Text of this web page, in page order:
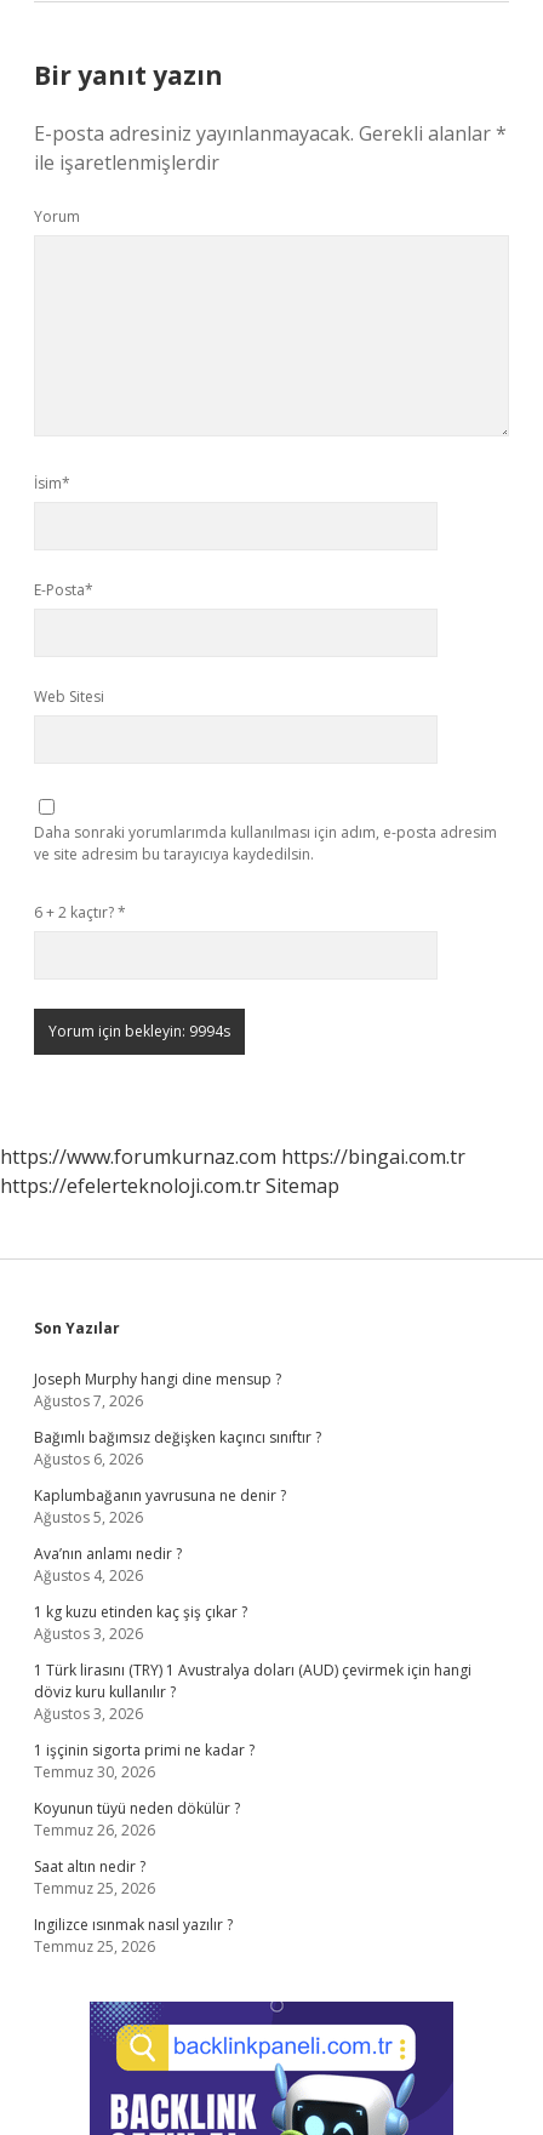
Bir yanıt yazın
E-posta adresiniz yayınlanmayacak. Gerekli alanlar*
ile işaretlenmişlerdir
Yorum
İsim*
E-Posta*
Web Sitesi
Daha sonraki yorumlarımda kullanılması için adım, e-posta adresim
ve site adresim bu tarayıcıya kaydedilsin.
6 + 2 kaçtır?*
https://www.forumkurnaz.com https://bingai.com.tr
https://efelerteknoloji.com.trSitemap
Sidebar
Son Yazılar
Joseph Murphy hangi dine mensup ?
Ağustos 7, 2026
Bağımlı bağımsız değişken kaçıncı sınıftır ?
Ağustos 6, 2026
Kaplumbağanın yavrusuna ne denir ?
Ağustos 5, 2026
Ava’nın anlamı nedir ?
Ağustos 4, 2026
1 kg kuzu etinden kaç şiş çıkar ?
Ağustos 3, 2026
1 Türk lirasını (TRY) 1 Avustralya doları (AUD) çevirmek için hangi
döviz kuru kullanılır ?
Ağustos 3, 2026
1 işçinin sigorta primi ne kadar ?
Temmuz 30, 2026
Koyunun tüyü neden dökülür ?
Temmuz 26, 2026
Saat altın nedir ?
Temmuz 25, 2026
Ingilizce ısınmak nasıl yazılır ?
Temmuz 25, 2026